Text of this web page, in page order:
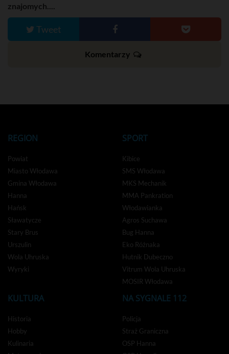
znajomych....
Tweet
Komentarzy
REGION
Powiat
Miasto Włodawa
Gmina Włodawa
Hanna
Hańsk
Sławatycze
Stary Brus
Urszulin
Wola Uhruska
Wyryki
SPORT
Kibice
SMS Włodawa
MKS Mechanik
MMA Pankration
Włodawianka
Agros Suchawa
Bug Hanna
Eko Różnaka
Hutnik Dubeczno
Vitrum Wola Uhruska
MOSIR Włodawa
KULTURA
Historia
Hobby
Kulinaria
NA SYGNALE 112
Policja
Straż Graniczna
OSP Hanna